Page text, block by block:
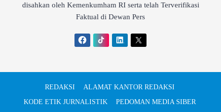
disahkan oleh Kemenkumham RI serta telah Terverifikasi
Faktual di Dewan Pers
REDAKSI
ALAMAT KANTOR REDAKSI
KODE ETIK JURNALISTIK
PEDOMAN MEDIA SIBER